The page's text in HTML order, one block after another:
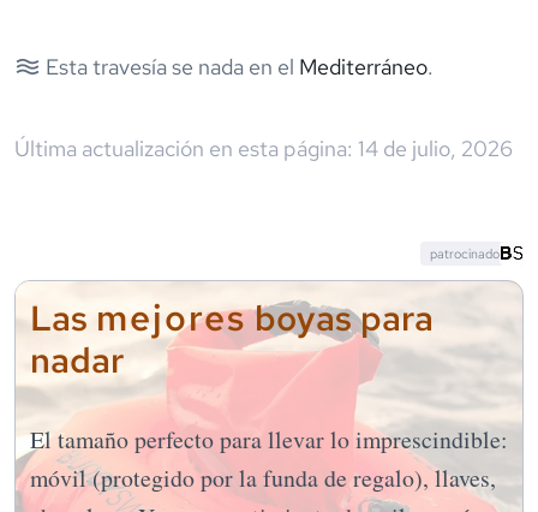
Esta travesía se nada en el Mediterráneo.
Última actualización en esta página: 14 de julio, 2026
Las mejoresboyas para
nadar
El tamaño perfecto para llevar lo imprescindible:
móvil (protegido por la funda de regalo), llaves,
patrocinado